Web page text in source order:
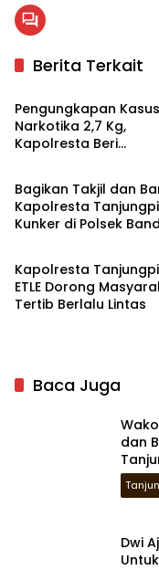
Berita Terkait
Tanjungpinang
Pengungkapan Kasus
Narkotika 2,7 Kg,
Kapolresta Beri
Tanjungpinang
Bagikan Takjil dan
Kapolresta
Kunker di Polsek
Tanjungpinang
Kapolresta
ETLE Dorong
Tertib Berlalu Lintas
Baca Juga
dan
Dwi